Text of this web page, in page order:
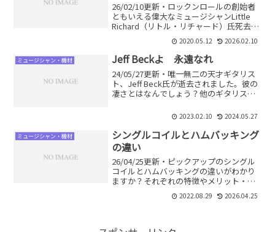
26/02/10更新・ロックンロールの創始者
ともいえる偉大なミュージシャンLittle
Richard（リトル・リチャード）氏死去の
ニュースが流れました。数えきれないほ
どのミュージシャンに影響を与えた彼の
魅力とは。生い立ち、特徴、代表曲など
を解説します。
2020.05.12 2026.02.10
ミュージシャン・機材 Jeff Beckよ 永遠なれ
24/05/27更新・唯一無二の天才ギタリス
ト、Jeff Beck氏が逝去されました。彼の
凄さとはなんでしょう？他のギタリスト
2023.02.10 2024.05.27
ミュージシャン・機材
シングルコイルとハムバッキング
の違い
26/04/25更新・ピックアップのシングル
コイルとハムバッキングの違いがわかり
ますか？それぞれの特徴やメリット・デ
メリットを意識した使い方をしないと台
無しになります。何が違うのか、どうや
2022.08.29 2026.04.25